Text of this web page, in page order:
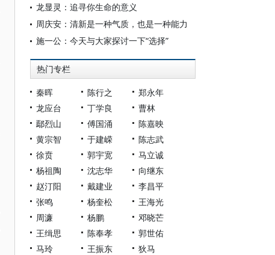
龙显灵：追寻你生命的意义
周庆安：清新是一种气质，也是一种能力
施一公：今天与大家探讨一下“选择”
热门专栏
秦晖 陈行之
郑永年
龙应台
丁学良
曹林
鄢烈山
傅国涌
陈嘉映
黄宗智
于建嵘
陈志武
徐贲
郭宇宽
马立诚
杨祖陶
沈志华
向继东
赵汀阳
戴建业
李昌平
张鸣
杨奎松
王海光
周濂
杨鹏
邓晓芒
王缉思
陈奉孝
郭世佑
马玲
王振东
狄马